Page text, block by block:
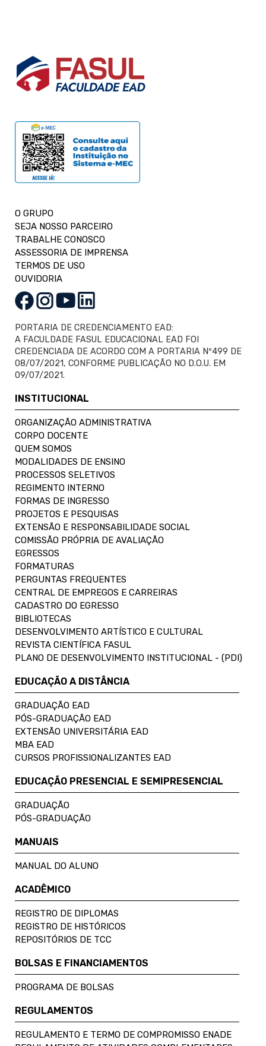
O GRUPO
SEJA NOSSO PARCEIRO
TRABALHE CONOSCO
ASSESSORIA DE IMPRENSA
TERMOS DE USO
OUVIDORIA
PORTARIA DE CREDENCIAMENTO EAD:
A FACULDADE FASUL EDUCACIONAL EAD FOI
CREDENCIADA DE ACORDO COM A PORTARIA Nº499 DE
08/07/2021, CONFORME PUBLICAÇÃO NO D.O.U. EM
09/07/2021.
INSTITUCIONAL
ORGANIZAÇÃO ADMINISTRATIVA
CORPO DOCENTE
QUEM SOMOS
MODALIDADES DE ENSINO
PROCESSOS SELETIVOS
REGIMENTO INTERNO
FORMAS DE INGRESSO
PROJETOS E PESQUISAS
EXTENSÃO E RESPONSABILIDADE SOCIAL
COMISSÃO PRÓPRIA DE AVALIAÇÃO
EGRESSOS
FORMATURAS
PERGUNTAS FREQUENTES
CENTRAL DE EMPREGOS E CARREIRAS
CADASTRO DO EGRESSO
BIBLIOTECAS
DESENVOLVIMENTO ARTÍSTICO E CULTURAL
REVISTA CIENTÍFICA FASUL
PLANO DE DESENVOLVIMENTO INSTITUCIONAL - (PDI)
EDUCAÇÃO A DISTÂNCIA
GRADUAÇÃO EAD
PÓS-GRADUAÇÃO EAD
EXTENSÃO UNIVERSITÁRIA EAD
MBA EAD
CURSOS PROFISSIONALIZANTES EAD
EDUCAÇÃO PRESENCIAL E SEMIPRESENCIAL
GRADUAÇÃO
PÓS-GRADUAÇÃO
MANUAIS
MANUAL DO ALUNO
ACADÊMICO
REGISTRO DE DIPLOMAS
REGISTRO DE HISTÓRICOS
REPOSITÓRIOS DE TCC
BOLSAS E FINANCIAMENTOS
PROGRAMA DE BOLSAS
REGULAMENTOS
REGULAMENTO E TERMO DE COMPROMISSO ENADE